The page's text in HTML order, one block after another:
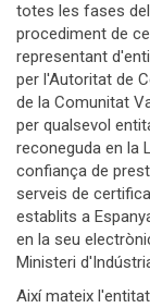
totes les fases del
procediment de
representant
per l'Autoritat de
de la Comunitat
per qualsevol
reconeguda en la
confiança de
serveis de
establits a
en la seu
Ministeri
Així mateix